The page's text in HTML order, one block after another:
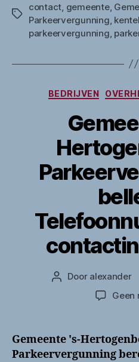
Tags
contact gemeente,
Parkeervergunning
parkeervergunning
BEDRIJVEN
Berichtauteur
Door alexander
Geen
Gemeente 's-
Parkeervergunning